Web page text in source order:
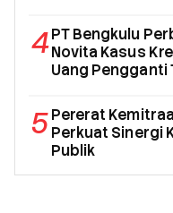
4PT Bengkulu
Novita Kasus
Uang Pengganti
5Pererat
Perkuat Sinergi
Publik